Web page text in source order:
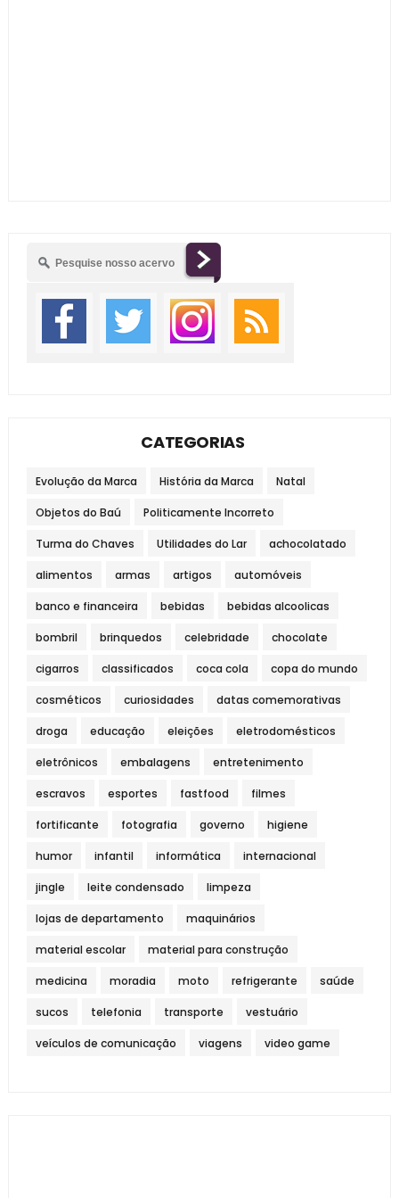
CATEGORIAS
Evolução da Marca História da Marca Natal
Objetos do Baú Politicamente Incorreto
Turma do Chaves Utilidades do Lar achocolatado
alimentos armas artigos automóveis
banco e financeira bebidas bebidas alcoolicas
bombril brinquedos celebridade chocolate
cigarros classificados coca cola copa do mundo
cosméticos curiosidades datas comemorativas
droga educação eleições eletrodomésticos
eletrônicos embalagens entretenimento
escravos esportes fastfood filmes
fortificante fotografia governo higiene
humor infantil informática internacional
jingle leite condensado limpeza
lojas de departamento maquinários
material escolar material para construção
medicina moradia moto refrigerante saúde
sucos telefonia transporte vestuário
veículos de comunicação viagens video game